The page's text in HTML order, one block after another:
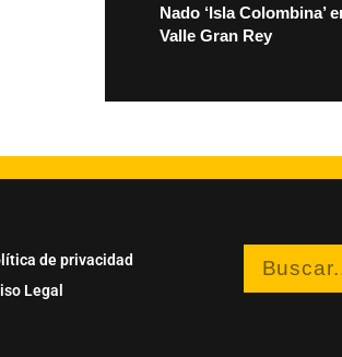
Nado ‘Isla Colombina’
Valle Gran Rey
de privacidad
Legal